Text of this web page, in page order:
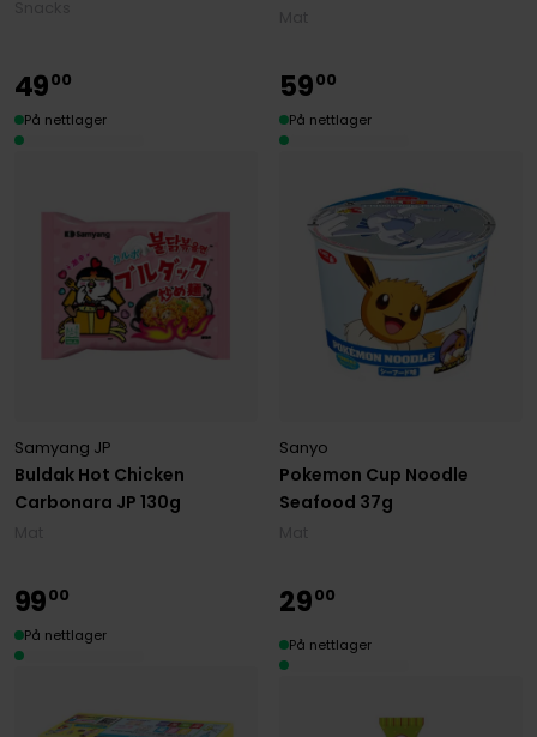
Buldak Hot Chicken
Carbonara JP 130g
Samyang JP
4900
På nettlager
Pokemon Cup Noodle
Seafood 37g
Sanyo
5900
På nettlager
9900
På nettlager
2900
På nettlager